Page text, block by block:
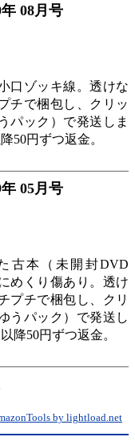
08月号
口ゾッキ線。透けな
チで梱包し、クリッ
パック）で発送しま
50円ずつ返金。
05月号
古本（未開封DVD
めくり傷あり。透け
プチで梱包し、クリ
うパック）で発送し
降50円ずつ返金。
by lightload.net